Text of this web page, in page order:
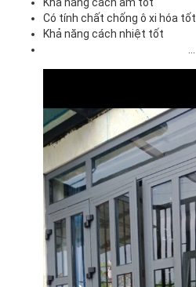
Có tính chất chống ô xi hóa tốt
Khả năng cách nhiệt tốt